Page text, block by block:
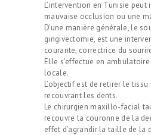
L’intervention en Tunisie peut
mauvaise occlusion ou une
D’une manière générale, le
gingivectomie, est une
courante, correctrice du
Elle s’effectue en
locale.
L’objectif est de retirer le
recouvrant les dents.
Le chirurgien maxillo-facial
recouvre la couronne de la
effet d’agrandir la taille de la